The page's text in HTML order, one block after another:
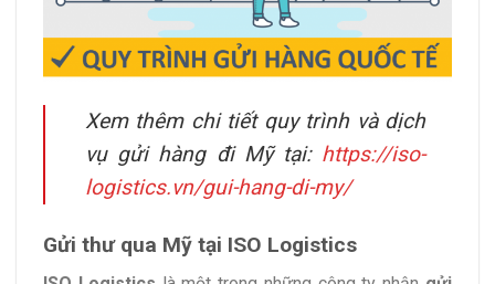
Xem thêm chi tiết quy trình và dịch
vụ gửi hàng đi Mỹ tại: https://iso-
logistics.vn/gui-hang-di-my/
Gửi thư qua Mỹ tại ISO Logistics